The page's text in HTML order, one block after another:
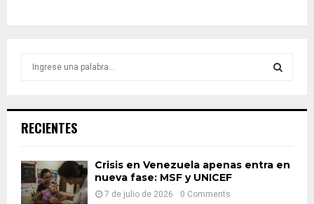
h
o
:
RECIENTES
Crisis en Venezuela apenas entra en
nueva fase: MSF y UNICEF
7 de julio de 2026 0 Comments